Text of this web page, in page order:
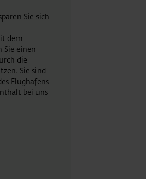
Sie sich
dem
Sie einen
die
Sie sind
Flughafens
bei uns